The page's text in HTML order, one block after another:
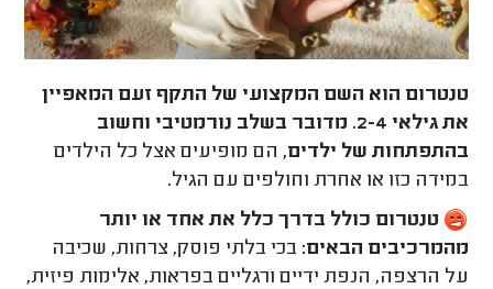
טנטרום הוא השם המקצועי של התקף זעם המאפיין
את גילאי 2-4. מדובר בשלב נורמטיבי וחשוב
בהתפתחות של ילדים, הם מופיעים אצל כל הילדים
במידה כזו או אחרת וחולפים עם הגיל.
טנטרום כולל בדרך כלל את אחד או יותר
מהמרכיבים הבאים: בכי בלתי פוסק, צרחות, שכיבה
על הרצפה, הנפת ידיים ורגליים בפראות, אלימות פיזית,